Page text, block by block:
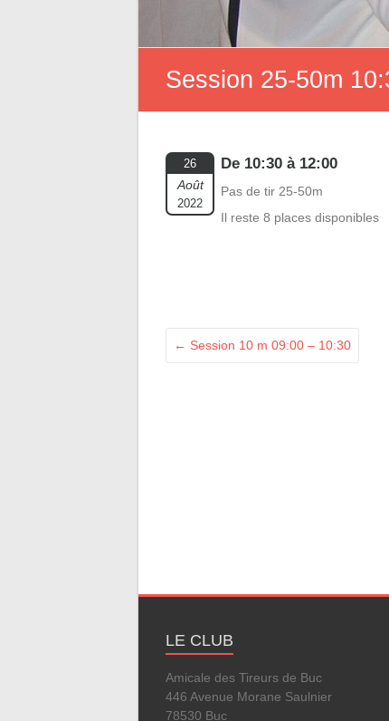
Session 25-50m
26
Août
2022
De 10:30 à 12:00
Pas de tir 25-50m
Il reste 8 places disponibles
← Session 10 m 09:00 – 10:30
LE CLUB
Amicale des Tireurs de Buc
446 Avenue Morane Saulnier
78530 Buc